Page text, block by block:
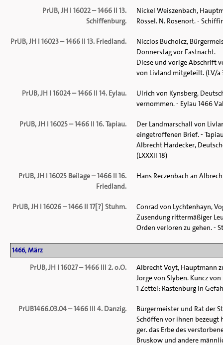
PrUB, JH I 16022 – 1466 II 13.
Schiffenburg.
Nickel Weiszenbach,
Rössel. N. Rosenort. -
PrUB, JH I 16023 – 1466 II 13. Friedland.
Nicclos Bucholcz,
Donnerstag vor Fastnacht.
Diese und vorige Abschrift
von Livland mitgeteilt. (LV/a
PrUB, JH I 16024 – 1466 II 14. Eylau.
Ulrich von Kynsberg,
vernommen. - Eylau 1466
PrUB, JH I 16025 – 1466 II 16. Tapiau.
Der Landmarschall von
eingetroffenen Brief. -
Albrecht Hardecker,
(LXXXII 18)
PrUB, JH I 16025 Beilage – 1466 II 16.
Friedland.
Hans Reczenbach an
PrUB, JH I 16026 – 1466 II 17[?] Stuhm.
Conrad von Lychtenhayn,
Zusendung rittermäßiger
Orden verloren zu gehen. -
1466, März
PrUB, JH I 16027 – 1466 III 2. o.O.
Albrecht Voyt, Hauptmann
Jorge von Slyben. Kuncz
1 Zettel: Rastenburg in
PrUB1466.03.04 – 1466 III 4. Danzig.
Bürgermeister und Rat der
Schöffen vor ihnen bezeugt
ger. das Erbe des
Bruskow und andere